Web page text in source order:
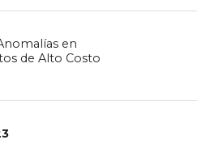
en
de Alto Costo